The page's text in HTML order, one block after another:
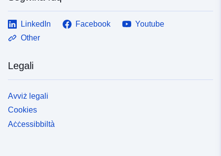
LinkedIn Facebook
Youtube
Other
Legali
Avviż legali
Cookies
Aċċessibbiltà